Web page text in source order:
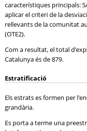
característiques principals:
aplicar el criteri de la
rellevants de la comunitat
(OTE2).
Com a resultat, el total
Catalunya és de 879.
Estratificació
Els estrats es formen per
grandària.
Es porta a terme una